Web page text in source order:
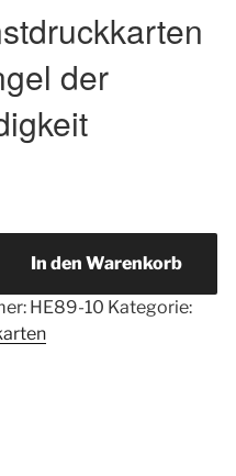
der
In den Warenkorb
HE89-10 Kategorie: